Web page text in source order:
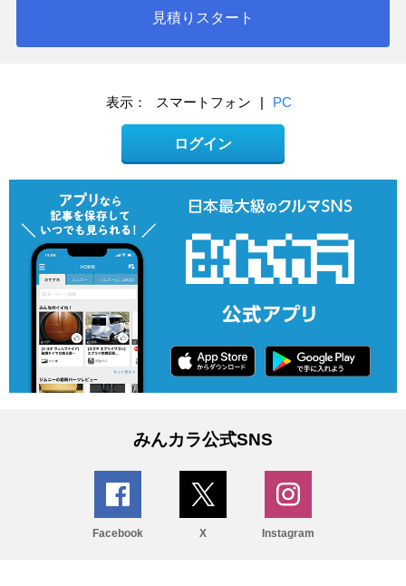
見積りスタート
表示： スマートフォン | PC
ログイン
みんカラ公式SNS
Facebook X Instagram